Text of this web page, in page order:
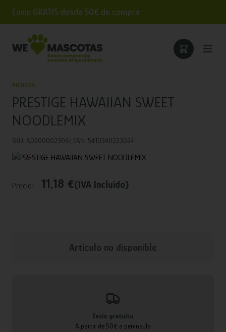
Envío GRATIS desde 50€ de compra
PIENSOS
PRESTIGE HAWAIIAN SWEET
NOODLEMIX
SKU: AD200002306 | EAN: 5410340223024
Precio: 11,18 €(IVA Incluido)
Articulo no disponible
Envío gratuito
A partir de 50€ a península